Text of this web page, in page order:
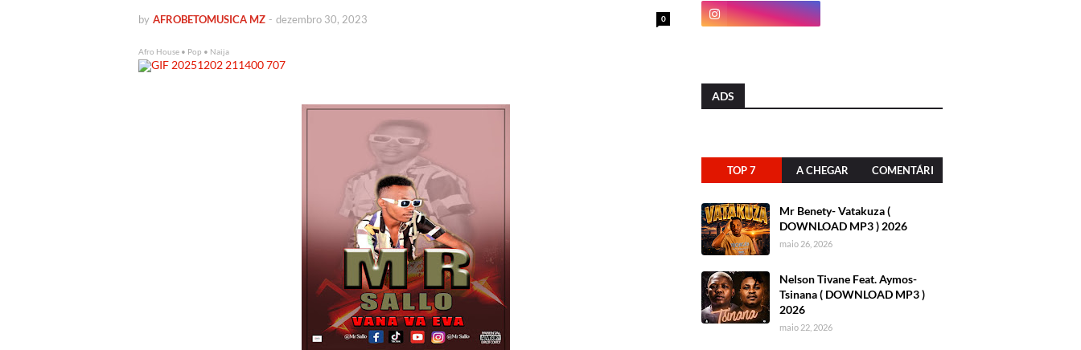
by AFROBETOMUSICA MZ 0
- dezembro 30, 2023
Afro House • Pop • Naija
ADS
TOP 7 A CHEGAR COMENTÁRI
Mr Benety- Vatakuza (
DOWNLOAD MP3 ) 2026
maio 26, 2026
Nelson Tivane Feat. Aymos-
Tsinana ( DOWNLOAD MP3 )
2026
maio 22, 2026